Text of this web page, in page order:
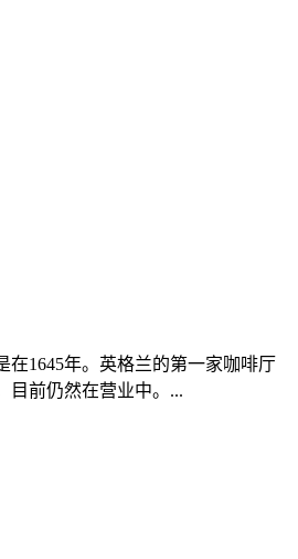
1645年。英格兰的第一家咖啡厅
目前仍然在营业中。...